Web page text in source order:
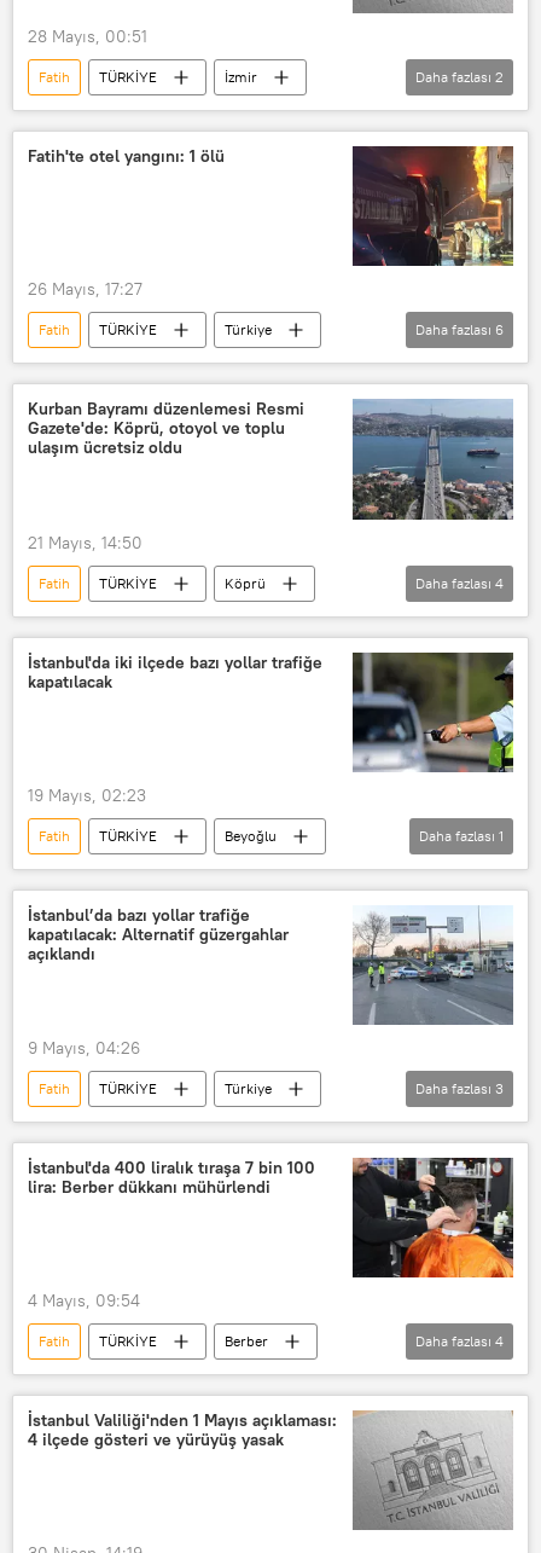
28 Mayıs, 00:51
Fatih TÜRKİYE
İzmir
TOMA
İstanbul Valiliği
Daha fazlası 2
Fatih'te otel yangını: 1 ölü
26 Mayıs, 17:27
Fatih TÜRKİYE
Türkiye
İstanbul
Yangın
Yangın söndürme
yangın alarmı
Yangın felaketi
yangın söndürme tüpü
Daha fazlası 6
Kurban Bayramı düzenlemesi Resmi
Gazete'de: Köprü, otoyol ve toplu
ulaşım ücretsiz oldu
21 Mayıs, 14:50
Fatih TÜRKİYE
Köprü
Otoyol
Çarşamba
Başkentray
İZBAN
Daha fazlası 4
İstanbul'da iki ilçede bazı yollar trafiğe
kapatılacak
19 Mayıs, 02:23
Fatih TÜRKİYE
Beyoğlu
Emniyet Müdürlüğü
Daha fazlası 1
İstanbul’da bazı yollar trafiğe
kapatılacak: Alternatif güzergahlar
açıklandı
9 Mayıs, 04:26
Fatih TÜRKİYE
Türkiye
Beyoğlu
Beşiktaş
Emniyet Müdürlüğü
Daha fazlası 3
İstanbul'da 400 liralık tıraşa 7 bin 100
lira: Berber dükkanı mühürlendi
4 Mayıs, 09:54
Fatih TÜRKİYE
Berber
Ceza
Ticaret Bakanlığı
Fatih Belediyesi
Haliç
Daha fazlası 4
İstanbul Valiliği'nden 1 Mayıs açıklaması:
4 ilçede gösteri ve yürüyüş yasak